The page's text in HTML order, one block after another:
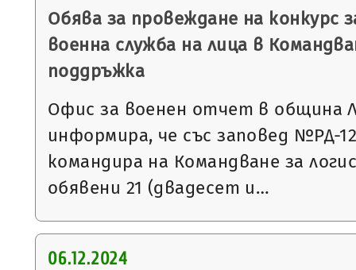
Обява за провеждане на конкурс
военна служба на лица в
поддръжка
Офис за военен отчет в община
информира, че със заповед №РД-
командира на Командване за
обявени 21 (двадесет и…
06.12.2024